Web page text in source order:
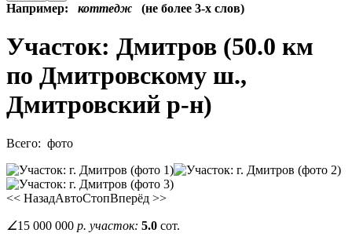
Например: коттедж (не более 3-х слов)
Участок: Дмитров (50.0 км
по Дмитровскому ш.,
Дмитровский р-н)
Всего: фото
<< НазадАвтоСтопВперёд >>
∠15 000 000 р. участок: 5.0 сот.